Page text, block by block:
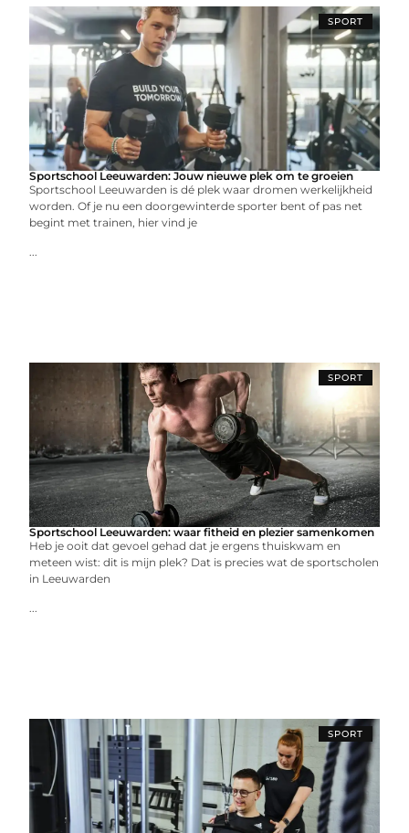
SPORT
Sportschool Leeuwarden: Jouw nieuwe plek om te groeien
Sportschool Leeuwarden is dé plek waar dromen werkelijkheid
worden. Of je nu een doorgewinterde sporter bent of pas net
begint met trainen, hier vind je
...
SPORT
Sportschool Leeuwarden: waar fitheid en plezier samenkomen
Heb je ooit dat gevoel gehad dat je ergens thuiskwam en
meteen wist: dit is mijn plek? Dat is precies wat de sportscholen
in Leeuwarden
...
SPORT